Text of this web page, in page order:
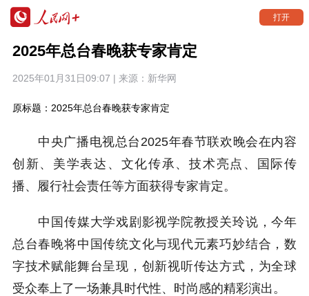
打开
2025年总台春晚获专家肯定
2025年01月31日09:07 | 来源： 新华网
原标题：2025年总台春晚获专家肯定
中央广播电视总台2025年春节联欢晚会在内容
创新、美学表达、文化传承、技术亮点、国际传
播、履行社会责任等方面获得专家肯定。
中国传媒大学戏剧影视学院教授关玲说，今年
总台春晚将中国传统文化与现代元素巧妙结合，数
字技术赋能舞台呈现，创新视听传达方式，为全球
受众奉上了一场兼具时代性、时尚感的精彩演出。